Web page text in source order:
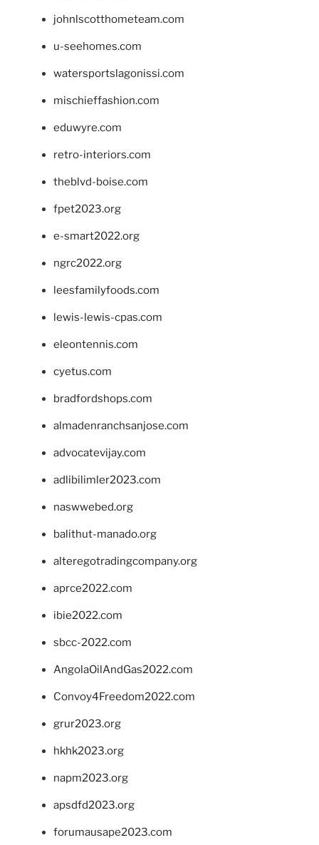
johnlscotthometeam.com
u-seehomes.com
watersportslagonissi.com
mischieffashion.com
eduwyre.com
retro-interiors.com
theblvd-boise.com
fpet2023.org
e-smart2022.org
ngrc2022.org
leesfamilyfoods.com
lewis-lewis-cpas.com
eleontennis.com
cyetus.com
bradfordshops.com
almadenranchsanjose.com
advocatevijay.com
adlibilimler2023.com
naswwebed.org
balithut-manado.org
alteregotradingcompany.org
aprce2022.com
ibie2022.com
sbcc-2022.com
AngolaOilAndGas2022.com
Convoy4Freedom2022.com
grur2023.org
hkhk2023.org
napm2023.org
apsdfd2023.org
forumausape2023.com